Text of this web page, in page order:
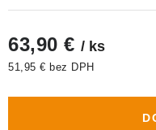
63,90 € / ks
51,95 € bez DPH